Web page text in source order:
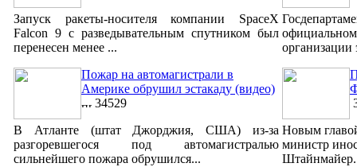
Запуск ракеты-носителя компании SpaceX
Falcon 9 с разведывательным спутником был
перенесен менее ...
Пожар на автомагистрали в
Америке обрушил эстакаду (видео)
34529
В Атланте (штат Джорджия, США) из-за
разгоревшегося под автомагистралью
сильнейшего пожара обрушился...
организации
Новым
министр